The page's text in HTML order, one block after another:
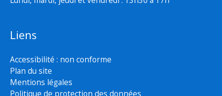
Liens
Accessibilité : non conforme
Plan du site
Mentions légales
Politique de protection des données